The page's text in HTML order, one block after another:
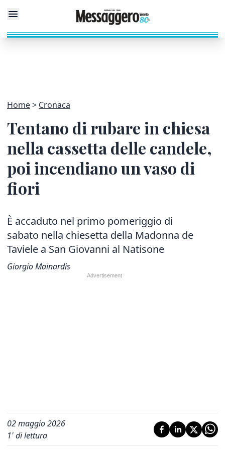
Home Cronaca
Tentano di rubare in chiesa
nella cassetta delle candele,
poi incendiano un vaso di
fiori
È accaduto nel primo pomeriggio di
sabato nella chiesetta della Madonna de
Taviele a San Giovanni al Natisone
Giorgio Mainardis
02 maggio 2026
1' di lettura